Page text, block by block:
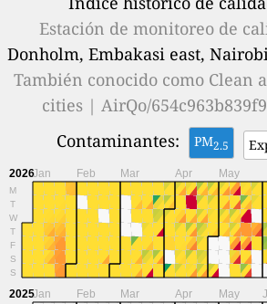
Estación de monitoreo de
Donholm, Embakasi east,
También conocido comoClean
cities | AirQo/
Contaminantes:
PM2.5
2026
M
T
W
T
F
S
S
Jan Feb Mar Apr May
2025Jan Feb Mar Apr May